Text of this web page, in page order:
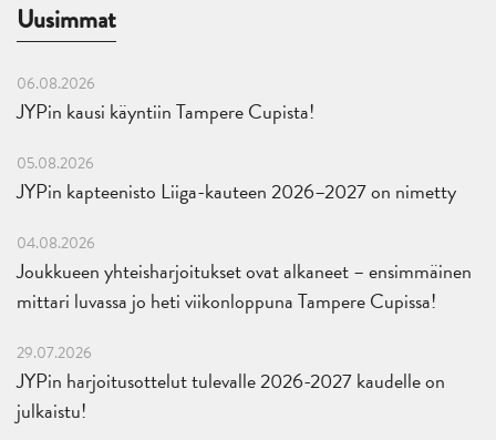
Uusimmat
06.08.2026
JYPin kausi käyntiin Tampere Cupista!
05.08.2026
JYPin kapteenisto Liiga-kauteen 2026–2027 on nimetty
04.08.2026
Joukkueen yhteisharjoitukset ovat alkaneet – ensimmäinen
mittari luvassa jo heti viikonloppuna Tampere Cupissa!
29.07.2026
JYPin harjoitusottelut tulevalle 2026-2027 kaudelle on
julkaistu!